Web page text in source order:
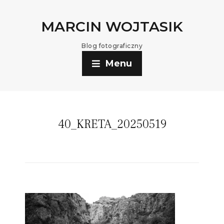
MARCIN WOJTASIK
Blog fotograficzny
Menu
40_KRETA_20250519